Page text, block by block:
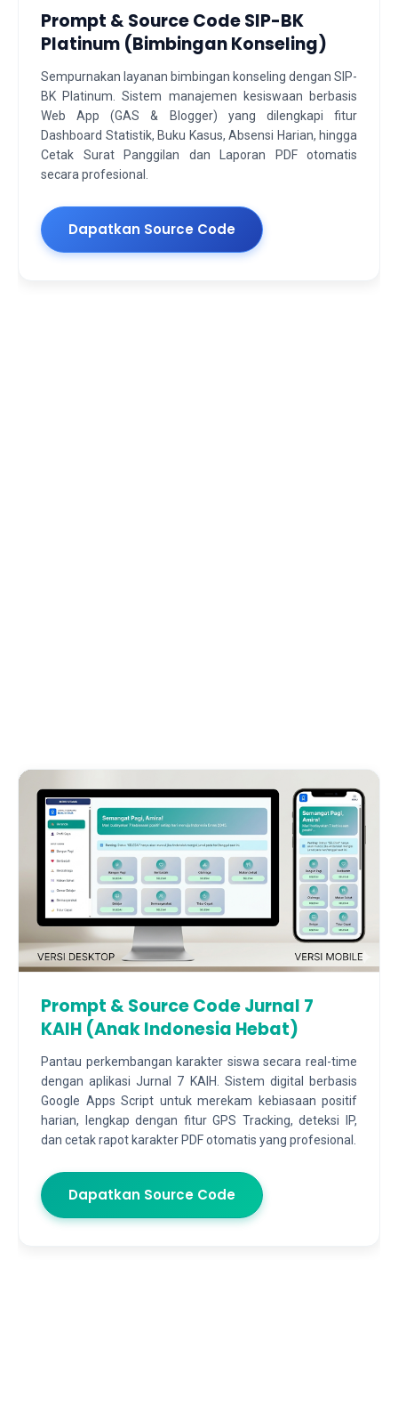
Prompt & Source Code SIP-BK
Platinum (Bimbingan Konseling)
Sempurnakan layanan bimbingan konseling dengan SIP-
BK Platinum. Sistem manajemen kesiswaan berbasis
Web App (GAS & Blogger) yang dilengkapi fitur
Dashboard Statistik, Buku Kasus, Absensi Harian, hingga
Cetak Surat Panggilan dan Laporan PDF otomatis
secara profesional.
Dapatkan Source Code
Prompt & Source Code Jurnal 7
KAIH (Anak Indonesia Hebat)
Pantau perkembangan karakter siswa secara real-time
dengan aplikasi Jurnal 7 KAIH. Sistem digital berbasis
Google Apps Script untuk merekam kebiasaan positif
harian, lengkap dengan fitur GPS Tracking, deteksi IP,
dan cetak rapot karakter PDF otomatis yang profesional.
Dapatkan Source Code